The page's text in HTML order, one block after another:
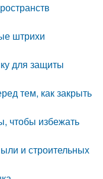
штрихи
для защиты
тем, как закрыть
чтобы избежать
и строительных